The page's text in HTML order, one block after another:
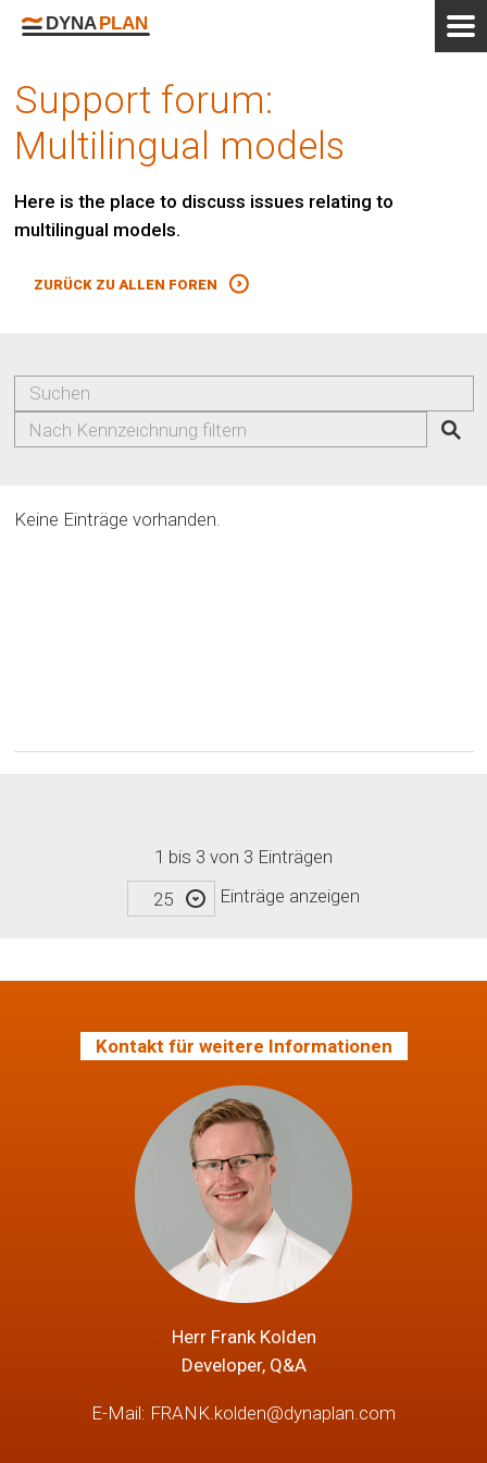
Support forum:
Multilingual models
Here is the place to discuss issues relating to
multilingual models.
ZURÜCK ZU ALLEN FOREN
Keine Einträge vorhanden.
1 bis 3 von 3 Einträgen
25
Einträge anzeigen
Kontakt für weitere Informationen
Herr Frank Kolden
Developer, Q&A
E-Mail: FRANK.kolden@dynaplan.com